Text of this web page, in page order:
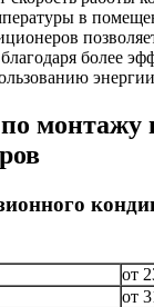
в
более
монтажу
от
от